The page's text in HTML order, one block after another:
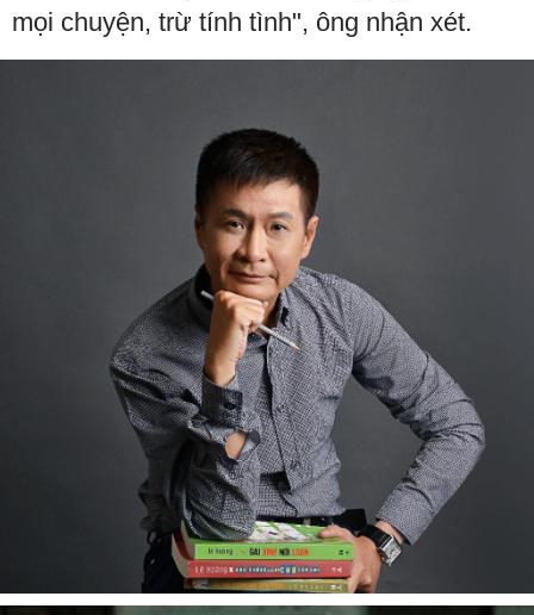
mọi chuyện, trừ tính tình", ông nhận xét.